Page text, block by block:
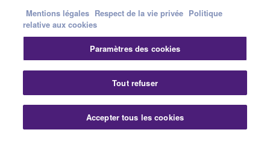
Nous contacterConditions d'utilisation
Respect de la vie privéePolitique relative aux cookies
Mentions légales
Mentions légales Respect de la vie privée Politique
relative aux cookies
Paramètres des cookies
Tout refuser
Accepter tous les cookies